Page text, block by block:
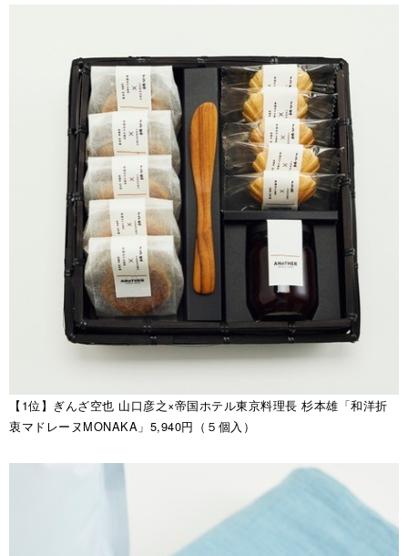
【1位】ぎんざ空也 山口彦之×帝国ホテル東京料理長 杉本雄「和洋折
衷マドレーヌMONAKA」5,940円（５個入）